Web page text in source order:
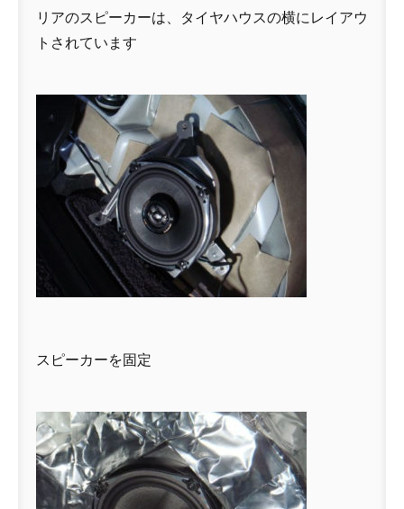
リアのスピーカーは、タイヤハウスの横にレイアウ
トされています
スピーカーを固定